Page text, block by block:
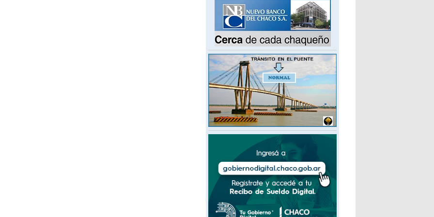
aunque debe 8 meses de sueldos y
suma 3.600 cheques sin fondos
La empresa mantiene en vilo la continuidad
laboral de 600 personas y la indefinición derivó en
la intervención gremial, que va por un contrato de
fasón
El nuevo precio del dólar que prevén
casi 50 bancos y consultoras de la
City y Wall Street
Con el tipo de cambio mayorista contenido en
$1.500, analistas redefinieron sus cálculos para el
cierre de año. Las claves del informe de
FocusEconomics